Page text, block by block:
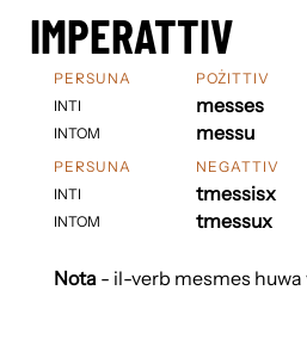
IMPERATTIV
PERSUNA
INTI
INTOM
POŻITTIV
messes
messu
PERSUNA
INTI
INTOM
NEGATTIV
tmessisx
tmessux
Nota- il-verb mesmes huwa